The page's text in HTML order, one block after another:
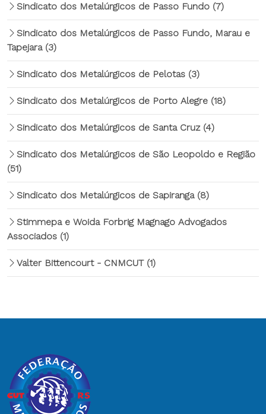
Sindicato dos Metalúrgicos de Passo Fundo (7)
Sindicato dos Metalúrgicos de Passo Fundo, Marau e
Tapejara (3)
Sindicato dos Metalúrgicos de Pelotas (3)
Sindicato dos Metalúrgicos de Porto Alegre (18)
Sindicato dos Metalúrgicos de Santa Cruz (4)
Sindicato dos Metalúrgicos de São Leopoldo e Região
(51)
Sindicato dos Metalúrgicos de Sapiranga (8)
Stimmepa e Woida Forbrig Magnago Advogados
Associados (1)
Valter Bittencourt - CNMCUT (1)